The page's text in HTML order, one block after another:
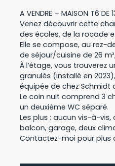
A VENDRE – MAISON T6 DE
Venez découvrir cette
des écoles, de la rocade
Elle se compose, au rez-
de séjour/cuisine de 26
À l’étage, vous trouverez
granulés (installé en
équipée de chez Schmidt
Le coin nuit comprend 3
un deuxième WC séparé.
Les plus : aucun vis-à-
balcon, garage, deux
Contactez-moi pour plus